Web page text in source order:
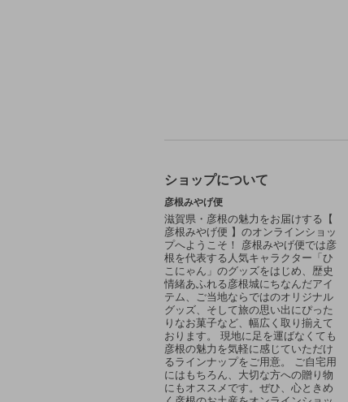
ショップについて
彦根みやげ便
滋賀県・彦根の魅力をお届けする【
彦根みやげ便 】のオンラインショッ
プへようこそ！ 彦根みやげ便では彦
根を代表する人気キャラクター「ひ
こにゃん」のグッズをはじめ、歴史
情緒あふれる彦根城にちなんだアイ
テム、ご当地ならではのオリジナル
グッズ、そして旅の思い出にぴった
りなお菓子など、幅広く取り揃えて
おります。 現地に足を運ばなくても
彦根の魅力を気軽に感じていただけ
るラインナップをご用意。 ご自宅用
にはもちろん、大切な方への贈り物
にもオススメです。ぜひ、心ときめ